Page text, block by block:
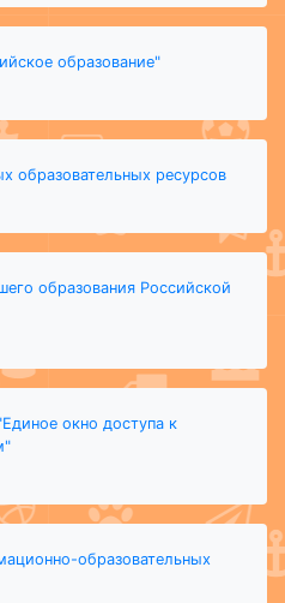
образование"
образовательных ресурсов
образования Российской
окно доступа к
образовательных